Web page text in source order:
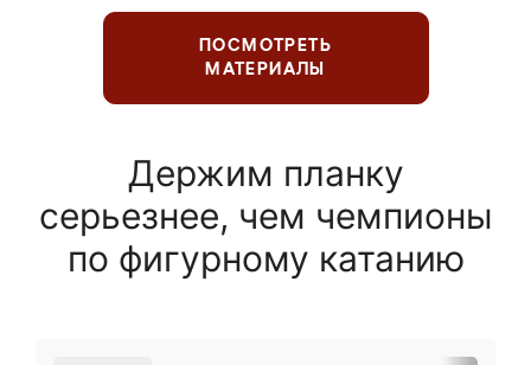
ПОСМОТРЕТЬ
МАТЕРИАЛЫ
Держим планку
серьезнее, чем чемпионы
по фигурному катанию